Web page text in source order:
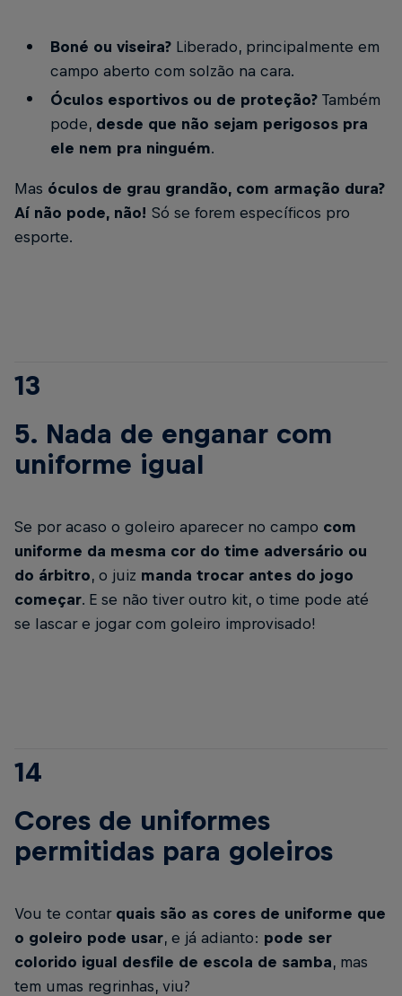
Boné ou viseira?Liberado, principalmente em
campo aberto com solzão na cara.
Óculos esportivos ou de proteção?Também
pode, desde que não sejam perigosos pra
ele nem pra ninguém.
Mas óculos de grau grandão, com armação dura?
Aí não pode, não! Só se forem específicos pro
esporte.
13
5. Nada de enganar com
uniforme igual
Se por acaso o goleiro aparecer no campo com
uniforme da mesma cor do time adversário ou
do árbitro, o juiz manda trocar antes do jogo
começar. E se não tiver outro kit, o time pode até
se lascar e jogar com goleiro improvisado!
14
Cores de uniformes
permitidas para goleiros
Vou te contar quais são as cores de uniforme que
o goleiro pode usar, e já adianto: pode ser
colorido igual desfile de escola de samba, mas
tem umas regrinhas, viu?